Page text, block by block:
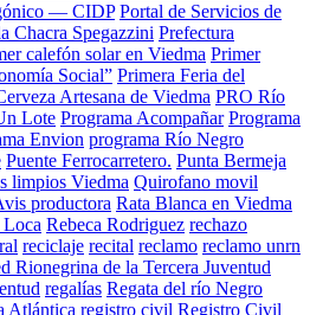
— CIDP Portal de Servicios de
Chacra Spegazzini Prefectura
calefón solar en Viedma Primer
Social” Primera Feria del
Artesana de Viedma PRO Río
Lote Programa Acompañar Programa
Envion programa Río Negro
Puente Ferrocarretero. Punta Bermeja
limpios Viedma Quirofano movil
productora Rata Blanca en Viedma
Loca Rebeca Rodriguez rechazo
reciclaje recital reclamo reclamo unrn
Rionegrina de la Tercera Juventud
regalías Regata del río Negro
Atlántica registro civil Registro Civil